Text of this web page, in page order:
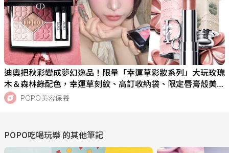
迪奧把秋彩變成夢幻逸品！限量「幸運草彩妝系列」大玩玫瑰
木＆森林綠配色，幸運草刻紋、高訂收納袋、限定唇膏殼美
瘋！ POPO美容保養
POPO吃喝玩樂 的其他筆記